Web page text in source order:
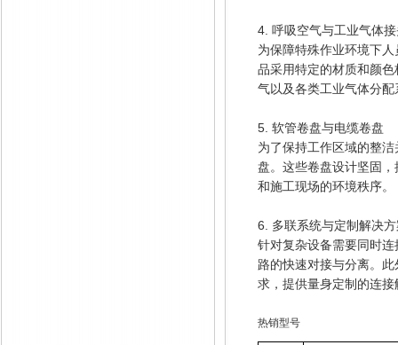
4. 呼吸空气与工业气体
为保障特殊作业环境下
品采用特定的材质和颜
气以及各类工业气体分
5. 软管卷盘与电缆卷盘
为了保持工作区域的整
盘。这些卷盘设计坚固
和施工现场的环境秩序。
6. 多联系统与定制解决
针对复杂设备需要同时
路的快速对接与分离。
求，提供量身定制的连
热销型号